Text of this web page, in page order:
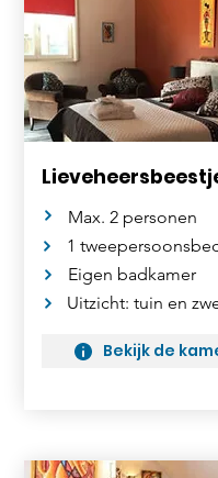
Max. 2 personen
1
Eigen badkamer
Uitzicht: tuin en
Bekijk de